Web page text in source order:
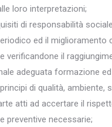
loro interpretazioni;
di responsabilità
ed il miglioramento
verificandone il
adeguata formazione
di qualità,
atti ad accertare il
preventive necessarie;